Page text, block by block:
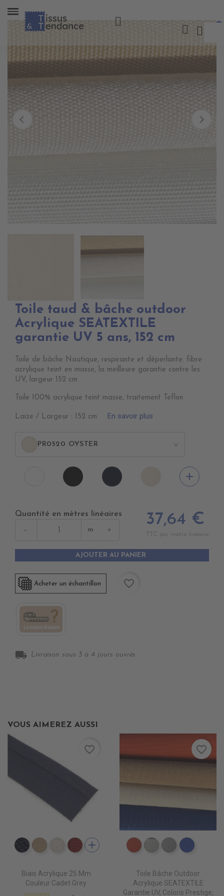
Toile taud & bâche outdoor
Acrylique SEATEXTILE
garantie UV 5 ans, 152 cm
Toile de bâche Nautique, respirante et déperlante. fibre
acrylique teint en masse, la meilleure garantie contre les
UV, largeur 152 cm
Toile 100% acrylique teint masse, traitement Teflon
Laize / Largeur : 152 cm En savoir plus
PR0520 OYSTER >
PR0500
WHITE
PR0600
BLACK
PR0560
GRAND
PR0520
OYSTER add
Quantité en mètres linéaires
− m +
37,64 €
TTC par mètre linéaire
AJOUTER AU PANIER
Acheter un échantillon favorite_border
local_shipping Livraison sous 3 à 4 jours ouvrés.
VOUS AIMEREZ AUSSI
PB0460 CAPTAIN
PB0530 BEIGE
PB0520 OYSTER
PB0490 BURGUNDY
add
Biais Acrylique 25 Mm
Couleur Cadet Grey
favorite_border
PR0630 TERRA
PR0690 SYLVER
PR0700PR0550
Toile Bâche Outdoor
Acrylique SEATEXTILE
Garantie UV, Coloris Prestige,
favorite_border